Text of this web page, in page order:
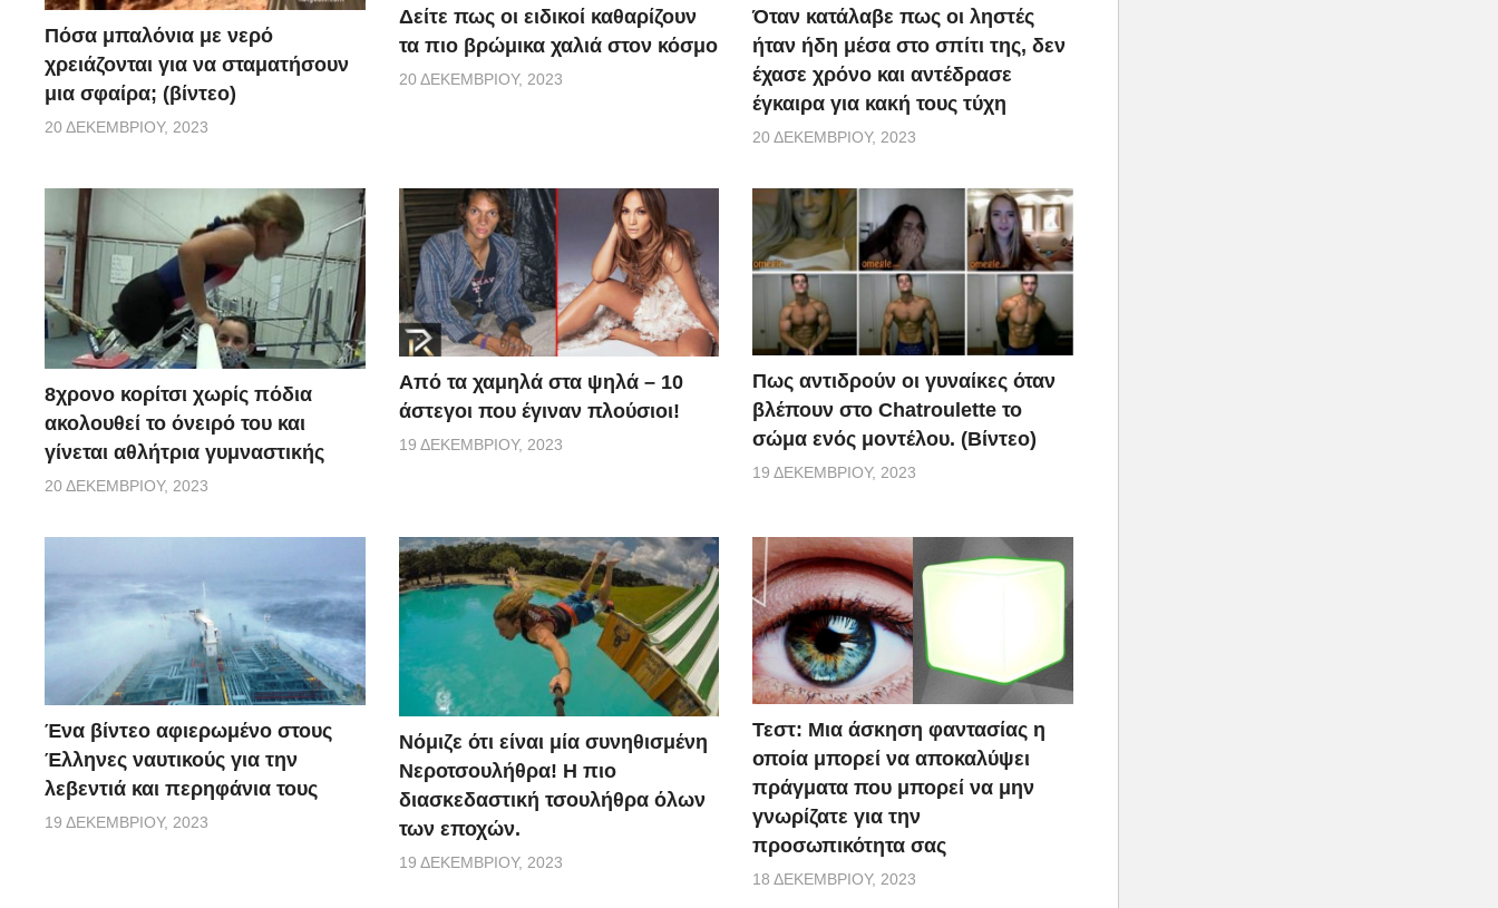
Πόσα μπαλόνια με νερό
χρειάζονται για να σταματήσουν
μια σφαίρα; (βίντεο)
20 ΔΕΚΕΜΒΡΊΟΥ, 2023
Δείτε πως οι ειδικοί καθαρίζουν
τα πιο βρώμικα χαλιά στον κόσμο
20 ΔΕΚΕΜΒΡΊΟΥ, 2023
Όταν κατάλαβε πως οι ληστές
ήταν ήδη μέσα στο σπίτι της, δεν
έχασε χρόνο και αντέδρασε
έγκαιρα για κακή τους τύχη
20 ΔΕΚΕΜΒΡΊΟΥ, 2023
8χρονο κορίτσι χωρίς πόδια
ακολουθεί το όνειρό του και
γίνεται αθλήτρια γυμναστικής
20 ΔΕΚΕΜΒΡΊΟΥ, 2023
Από τα χαμηλά στα ψηλά – 10
άστεγοι που έγιναν πλούσιοι!
19 ΔΕΚΕΜΒΡΊΟΥ, 2023
Πως αντιδρούν οι γυναίκες όταν
βλέπουν στο Chatroulette το
σώμα ενός μοντέλου. (Βίντεο)
19 ΔΕΚΕΜΒΡΊΟΥ, 2023
Ένα βίντεο αφιερωμένο στους
Έλληνες ναυτικούς για την
λεβεντιά και περηφάνια τους
19 ΔΕΚΕΜΒΡΊΟΥ, 2023
Νόμιζε ότι είναι μία συνηθισμένη
Νεροτσουλήθρα! Η πιο
διασκεδαστική τσουλήθρα όλων
των εποχών.
19 ΔΕΚΕΜΒΡΊΟΥ, 2023
Τεστ: Μια άσκηση φαντασίας η
οποία μπορεί να αποκαλύψει
πράγματα που μπορεί να μην
γνωρίζατε για την
προσωπικότητα σας
18 ΔΕΚΕΜΒΡΊΟΥ, 2023